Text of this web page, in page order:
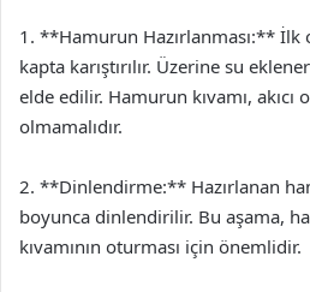
1. **Hamurun Hazırlanması:**
kapta karıştırılır. Üzerine su
elde edilir. Hamurun kıvamı, akıcı
olmamalıdır.
2. **Dinlendirme:** Hazırlanan
boyunca dinlendirilir. Bu aşama,
kıvamının oturması için önemlidir.